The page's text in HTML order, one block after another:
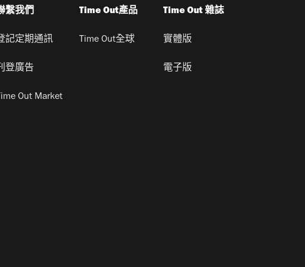
繫我們
記定期通訊
登廣告
Out Market
Time Out產品
Time Out全球
Time Out 雜誌
實體版
電子版